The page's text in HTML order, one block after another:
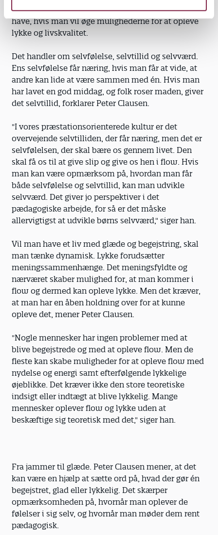
psykologiske forudsætninger, det kan være godt at
have, hvis man vil øge mulighederne for at opleve
lykke og livskvalitet.
Det handler om selvfølelse, selvtillid og selvværd.
Ens selvfølelse får næring, hvis man får at vide, at
andre kan lide at være sammen med én. Hvis man
har lavet en god middag, og folk roser maden, giver
det selvtillid, forklarer Peter Clausen.
"I vores præstationsorienterede kultur er det
overvejende selvtilliden, der får næring, men det er
selvfølelsen, der skal bære os gennem livet. Den
skal få os til at give slip og give os hen i flow. Hvis
man kan være opmærksom på, hvordan man får
både selvfølelse og selvtillid, kan man udvikle
selvværd. Det giver jo perspektiver i det
pædagogiske arbejde, for så er det måske
allervigtigst at udvikle børns selvværd," siger han.
Vil man have et liv med glæde og begejstring, skal
man tænke dynamisk. Lykke forudsætter
meningssammenhænge. Det meningsfyldte og
nærværet skaber mulighed for, at man kommer i
flow og dermed kan opleve lykke. Men det kræver,
at man har en åben holdning over for at kunne
opleve det, mener Peter Clausen.
"Nogle mennesker har ingen problemer med at
blive begejstrede og med at opleve flow. Men de
fleste kan skabe muligheder for at opleve flow med
nydelse og energi samt efterfølgende lykkelige
øjeblikke. Det kræver ikke den store teoretiske
indsigt eller indtægt at blive lykkelig. Mange
mennesker oplever flow og lykke uden at
beskæftige sig teoretisk med det," siger han.
Fra jammer til glæde. Peter Clausen mener, at det
kan være en hjælp at sætte ord på, hvad der gør én
begejstret, glad eller lykkelig. Det skærper
opmærksomheden på, hvornår man oplever de
følelser i sig selv, og hvornår man møder dem rent
pædagogisk.